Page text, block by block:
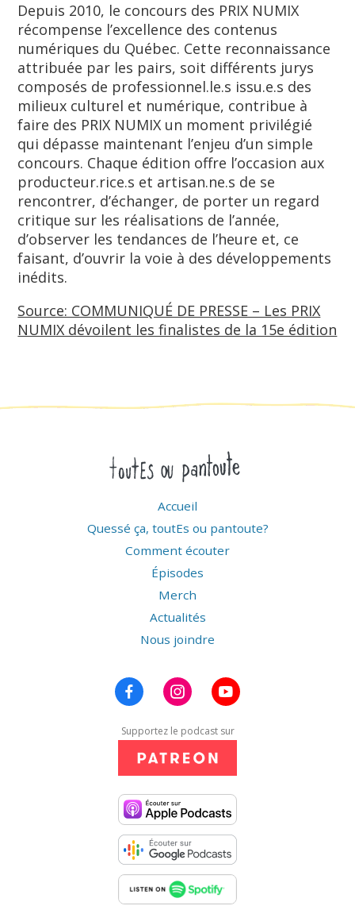
Depuis 2010, le concours des PRIX NUMIX
récompense l’excellence des contenus
numériques du Québec. Cette reconnaissance
attribuée par les pairs, soit différents jurys
composés de professionnel.le.s issu.e.s des
milieux culturel et numérique, contribue à
faire des PRIX NUMIX un moment privilégié
qui dépasse maintenant l’enjeu d’un simple
concours. Chaque édition offre l’occasion aux
producteur.rice.s et artisan.ne.s de se
rencontrer, d’échanger, de porter un regard
critique sur les réalisations de l’année,
d’observer les tendances de l’heure et, ce
faisant, d’ouvrir la voie à des développements
inédits.
Source: COMMUNIQUÉ DE PRESSE – Les PRIX
NUMIX dévoilent les finalistes de la 15e édition
Accueil
Quessé ça, toutEs ou pantoute?
Comment écouter
Épisodes
Merch
Actualités
Nous joindre
Supportez le podcast sur